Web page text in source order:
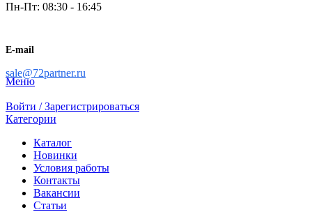
Пн-Пт: 08:30 - 16:45
E-mail
sale@72partner.ru
Меню
Войти / Зарегистрироваться
Категории
Каталог
Новинки
Условия работы
Контакты
Вакансии
Статьи